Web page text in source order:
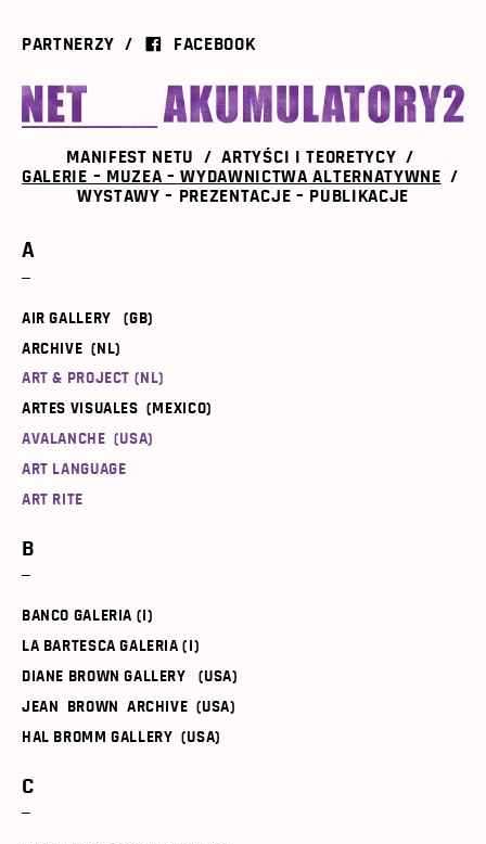
PARTNERZY FACEBOOK
MANIFEST NETU
ARTYŚCI I TEORETYCY
GALERIE – MUZEA – WYDAWNICTWA ALTERNATYWNE
WYSTAWY – PREZENTACJE – PUBLIKACJE
A
AIR GALLERY (GB)
ARCHIVE (NL)
ART & PROJECT (NL)
ARTES VISUALES (MEXICO)
AVALANCHE (USA)
ART LANGUAGE
ART RITE
B
BANCO GALERIA (I)
LA BARTESCA GALERIA (I)
DIANE BROWN GALLERY (USA)
JEAN BROWN ARCHIVE (USA)
HAL BROMM GALLERY (USA)
C